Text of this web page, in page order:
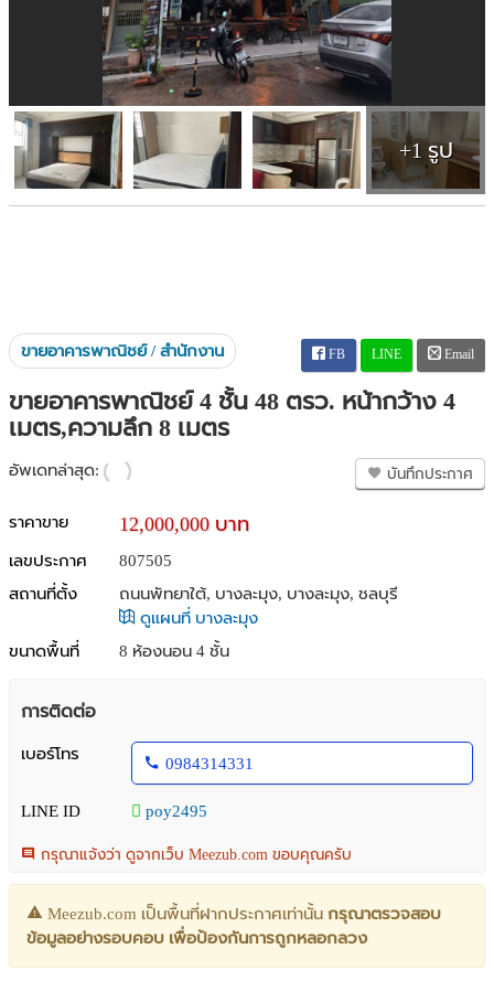
+1 รูป
ขายอาคารพาณิชย์ / สำนักงาน FB LINE Email
ขายอาคารพาณิชย์ 4 ชั้น 48 ตรว. หน้ากว้าง 4
เมตร,ความลึก 8 เมตร
อัพเดทล่าสุด: บันทึกประกาศ
ราคาขาย 12,000,000 บาท
เลขประกาศ
807505
สถานที่ตั้ง
ถนนพัทยาใต้, บางละมุง, บางละมุง, ชลบุรี
ดูแผนที่ บางละมุง
ขนาดพื้นที่
8 ห้องนอน 4 ชั้น
การติดต่อ
เบอร์โทร
0984314331
LINE ID poy2495
กรุณาแจ้งว่า ดูจากเว็บ Meezub.com ขอบคุณครับ
Meezub.com เป็นพื้นที่ฝากประกาศเท่านั้น กรุณาตรวจสอบ
ข้อมูลอย่างรอบคอบ เพื่อป้องกันการถูกหลอกลวง